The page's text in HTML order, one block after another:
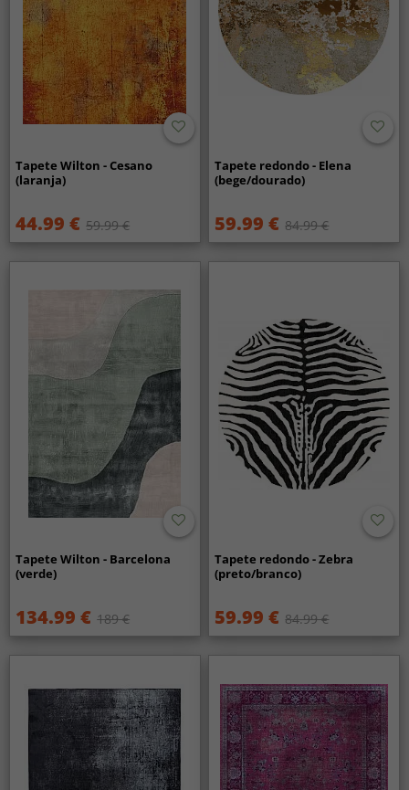
Tapete Wilton - Cesano
(laranja)
44.99 € 59.99 €
Tapete redondo - Elena
(bege/dourado)
59.99 € 84.99 €
Tapete Wilton - Barcelona
(verde)
134.99 € 189 €
Tapete redondo - Zebra
(preto/branco)
59.99 € 84.99 €